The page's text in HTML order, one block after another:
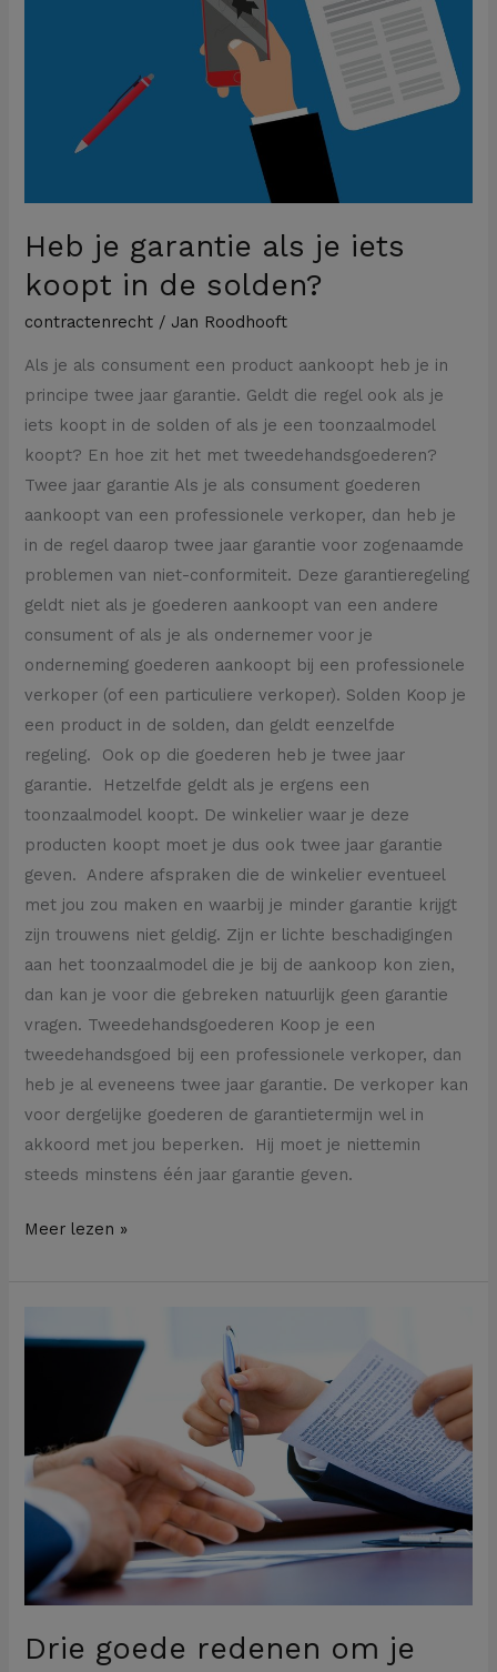
Heb je garantie als je iets
koopt in de solden?
contractenrecht / Jan Roodhooft
Als je als consument een product aankoopt heb je in
principe twee jaar garantie. Geldt die regel ook als je
iets koopt in de solden of als je een toonzaalmodel
koopt? En hoe zit het met tweedehandsgoederen?
Twee jaar garantie Als je als consument goederen
aankoopt van een professionele verkoper, dan heb je
in de regel daarop twee jaar garantie voor zogenaamde
problemen van niet-conformiteit. Deze garantieregeling
geldt niet als je goederen aankoopt van een andere
consument of als je als ondernemer voor je
onderneming goederen aankoopt bij een professionele
verkoper (of een particuliere verkoper). Solden Koop je
een product in de solden, dan geldt eenzelfde
regeling. Ook op die goederen heb je twee jaar
garantie. Hetzelfde geldt als je ergens een
toonzaalmodel koopt. De winkelier waar je deze
producten koopt moet je dus ook twee jaar garantie
geven. Andere afspraken die de winkelier eventueel
met jou zou maken en waarbij je minder garantie krijgt
zijn trouwens niet geldig. Zijn er lichte beschadigingen
aan het toonzaalmodel die je bij de aankoop kon zien,
dan kan je voor die gebreken natuurlijk geen garantie
vragen. Tweedehandsgoederen Koop je een
tweedehandsgoed bij een professionele verkoper, dan
heb je al eveneens twee jaar garantie. De verkoper kan
voor dergelijke goederen de garantietermijn wel in
akkoord met jou beperken. Hij moet je niettemin
steeds minstens één jaar garantie geven.
Meer lezen »
Drie goede redenen om je
goede
algemene
voorwaarden
aanmaningen
aan
(laten)